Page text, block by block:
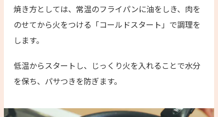
焼き方としては、常温のフライパンに油をしき、肉を
のせてから火をつける「コールドスタート」で調理を
します。
低温からスタートし、じっくり火を入れることで水分
を保ち、パサつきを防ぎます。